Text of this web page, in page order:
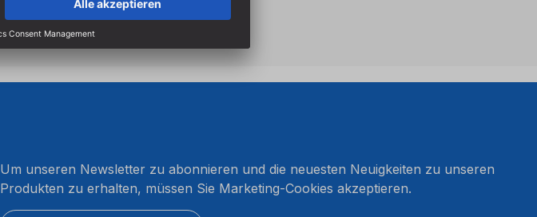
Um unseren Newsletter zu abonnieren und die neuesten Neuigkeiten zu unseren
Produkten zu erhalten, müssen Sie Marketing-Cookies akzeptieren.